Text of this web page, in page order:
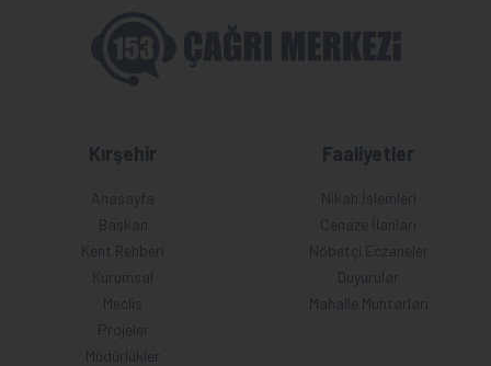
Kırşehir
Anasayfa
Başkan
Kent Rehberi
Kurumsal
Meclis
Projeler
Müdürlükler
Faaliyetler
Nikah İşlemleri
Cenaze İlanları
Nöbetçi Eczaneler
Duyurular
Mahalle Muhtarları